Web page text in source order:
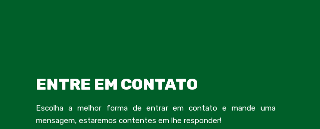
ENTRE EM CONTATO
Escolha a melhor forma de entrar em contato e mande uma
mensagem, estaremos contentes em lhe responder!